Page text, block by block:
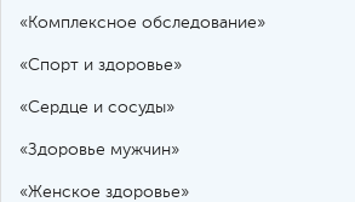
«Комплексное обследование»
«Спорт и здоровье»
«Сердце и сосуды»
«Здоровье мужчин»
«Женское здоровье»